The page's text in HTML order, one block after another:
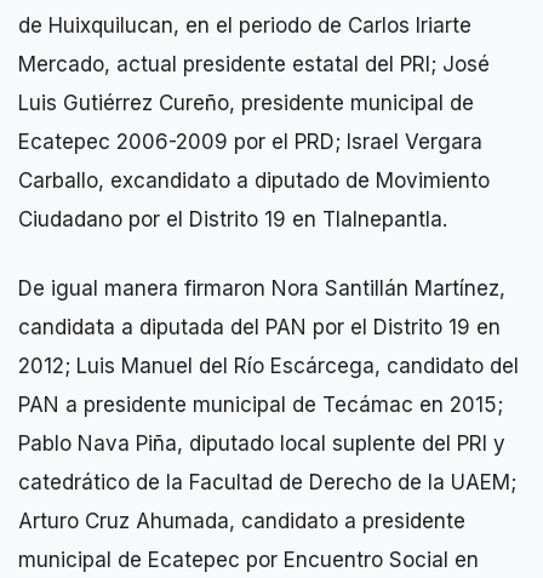
de Huixquilucan, en el periodo de Carlos Iriarte
Mercado, actual presidente estatal del PRI; José
Luis Gutiérrez Cureño, presidente municipal de
Ecatepec 2006-2009 por el PRD; Israel Vergara
Carballo, excandidato a diputado de Movimiento
Ciudadano por el Distrito 19 en Tlalnepantla.
De igual manera firmaron Nora Santillán Martínez,
candidata a diputada del PAN por el Distrito 19 en
2012; Luis Manuel del Río Escárcega, candidato del
PAN a presidente municipal de Tecámac en 2015;
Pablo Nava Piña, diputado local suplente del PRI y
catedrático de la Facultad de Derecho de la UAEM;
Arturo Cruz Ahumada, candidato a presidente
municipal de Ecatepec por Encuentro Social en